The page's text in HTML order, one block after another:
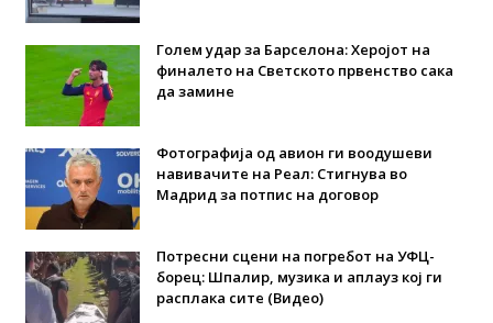
Голем удар за Барселона: Херојот на
финалето на Светското првенство сака
да замине
Фотографија од авион ги воодушеви
навивачите на Реал: Стигнува во
Мадрид за потпис на договор
Потресни сцени на погребот на УФЦ-
борец: Шпалир, музика и аплауз кој ги
расплака сите (Видео)